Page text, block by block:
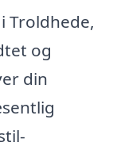
Troldhede,
og
din